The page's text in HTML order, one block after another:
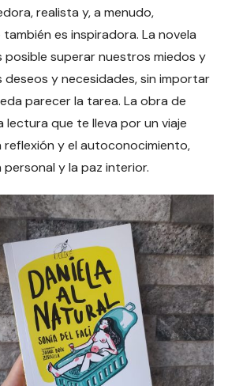
realista y, a menudo,
es inspiradora. La novela
posible superar nuestros miedos y
y necesidades, sin importar
parecer la tarea. La obra de
lectura que te lleva por un viaje
reflexión y el autoconocimiento,
y la paz interior.